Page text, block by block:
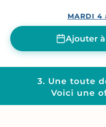
MARDI 4
Ajouter
3. Une toute
Voici une